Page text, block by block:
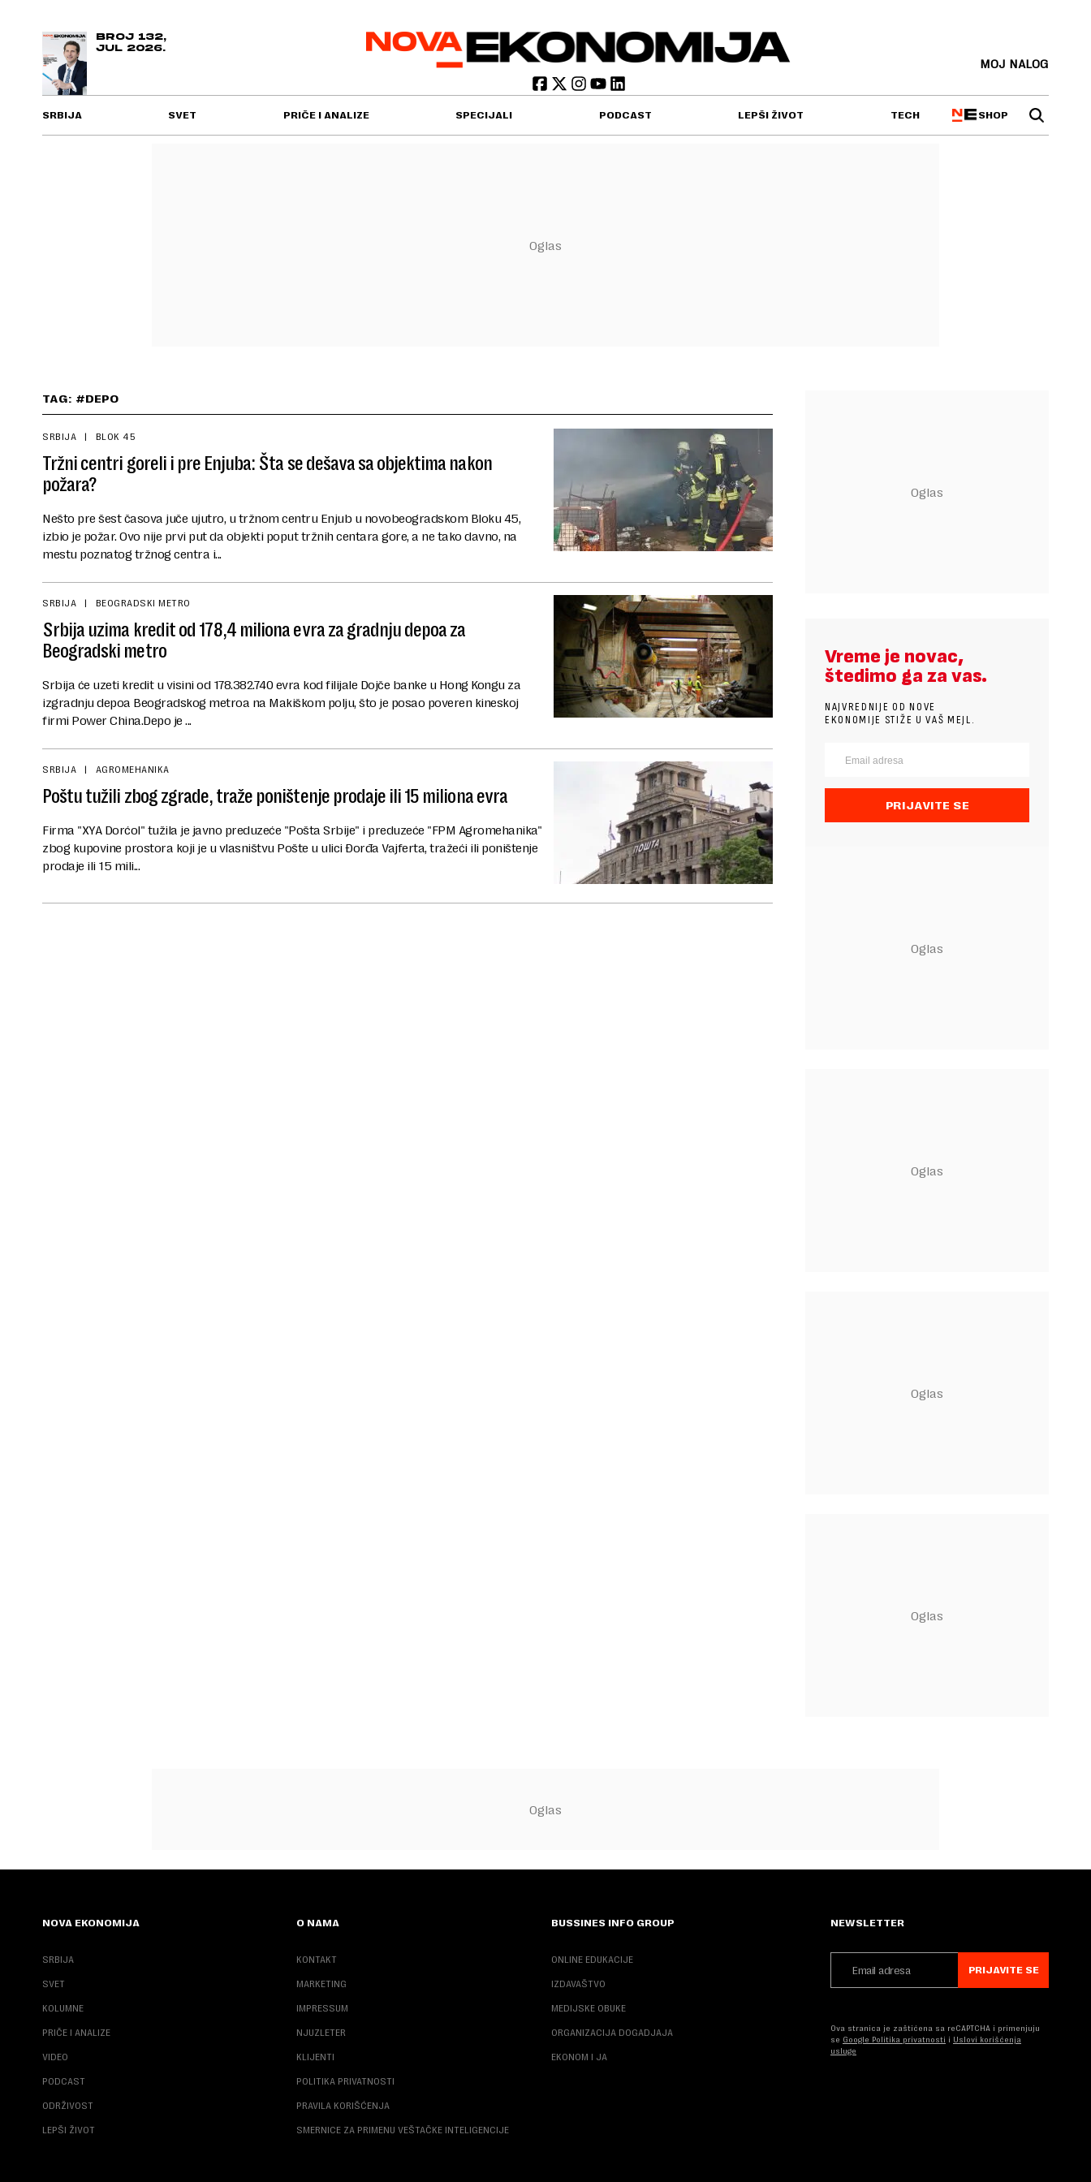
BROJ 132,
JUL 2026.
MOJ NALOG
SRBIJA SVET PRIČE I ANALIZE SPECIJALI PODCAST LEPŠI ŽIVOT TECH SHOP
TAG: #DEPO
SRBIJA BLOK 45
Tržni centri goreli i pre Enjuba: Šta se dešava sa objektima nakon
požara?
Nešto pre šest časova juče ujutro, u tržnom centru Enjub u novobeogradskom Bloku 45,
izbio je požar. Ovo nije prvi put da objekti poput tržnih centara gore, a ne tako davno, na
mestu poznatog tržnog centra i...
SRBIJA BEOGRADSKI METRO
Srbija uzima kredit od 178,4 miliona evra za gradnju depoa za
Beogradski metro
Srbija će uzeti kredit u visini od 178.382.740 evra kod filijale Dojče banke u Hong Kongu za
izgradnju depoa Beogradskog metroa na Makiškom polju, što je posao poveren kineskoj
firmi Power China.Depo je ...
SRBIJA AGROMEHANIKA
Poštu tužili zbog zgrade, traže poništenje prodaje ili 15 miliona evra
Firma "XYA Dorćol" tužila je javno preduzeće "Pošta Srbije" i preduzeće "FPM Agromehanika"
zbog kupovine prostora koji je u vlasništvu Pošte u ulici Đorđa Vajferta, tražeći ili poništenje
prodaje ili 15 mili...
Vreme je novac,
štedimo ga za vas.
NAJVREDNIJE OD NOVE
EKONOMIJE STIŽE U VAŠ MEJL.
PRIJAVITE SE
NOVA EKONOMIJA
SRBIJA
SVET
KOLUMNE
PRIČE I ANALIZE
VIDEO
PODCAST
ODRŽIVOST
LEPŠI ŽIVOT
O NAMA
KONTAKT
MARKETING
IMPRESSUM
NJUZLETER
KLIJENTI
POLITIKA PRIVATNOSTI
PRAVILA KORIŠĆENJA
SMERNICE ZA PRIMENU VEŠTAČKE INTELIGENCIJE
BUSSINES INFO GROUP
ONLINE EDUKACIJE
IZDAVAŠTVO
MEDIJSKE OBUKE
ORGANIZACIJA DOGADJAJA
EKONOM I JA
NEWSLETTER
PRIJAVITE SE
Ova stranica je zaštićena sa reCAPTCHA i primenjuju
se Google Politika privatnosti i Uslovi korišćenja
usluge